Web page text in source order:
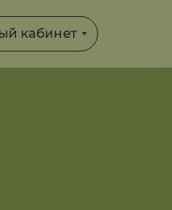
кабинет